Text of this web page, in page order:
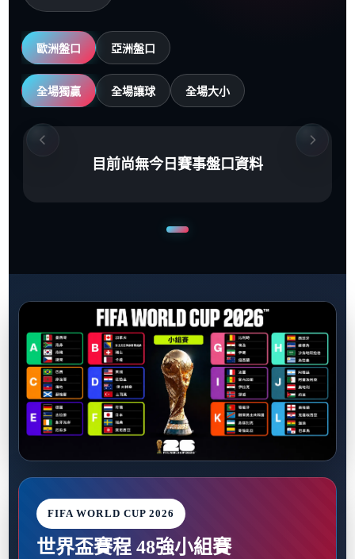
歐洲盤口 亞洲盤口
全場獨贏 全場讓球 全場大小
目前尚無今日賽事盤口資料
FIFA WORLD CUP 2026
世界盃賽程 48強小組賽